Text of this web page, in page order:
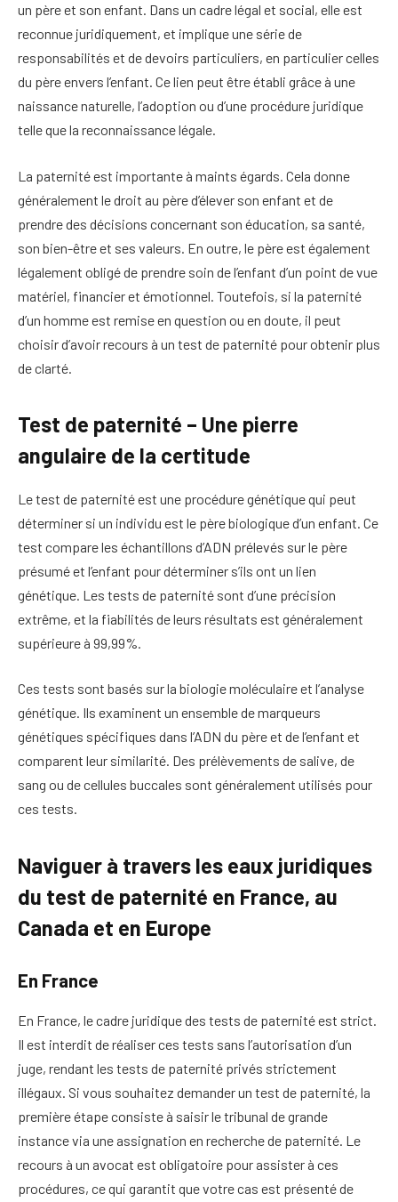
un père et son enfant. Dans un cadre légal et social, elle est
reconnue juridiquement, et implique une série de
responsabilités et de devoirs particuliers, en particulier celles
du père envers l’enfant. Ce lien peut être établi grâce à une
naissance naturelle, l’adoption ou d’une procédure juridique
telle que la reconnaissance légale.
La paternité est importante à maints égards. Cela donne
généralement le droit au père d’élever son enfant et de
prendre des décisions concernant son éducation, sa santé,
son bien-être et ses valeurs. En outre, le père est également
légalement obligé de prendre soin de l’enfant d’un point de vue
matériel, financier et émotionnel. Toutefois, si la paternité
d’un homme est remise en question ou en doute, il peut
choisir d’avoir recours à un test de paternité pour obtenir plus
de clarté.
Test de paternité – Une pierre
angulaire de la certitude
Le test de paternité est une procédure génétique qui peut
déterminer si un individu est le père biologique d’un enfant. Ce
test compare les échantillons d’ADN prélevés sur le père
présumé et l’enfant pour déterminer s’ils ont un lien
génétique. Les tests de paternité sont d’une précision
extrême, et la fiabilités de leurs résultats est généralement
supérieure à 99,99%.
Ces tests sont basés sur la biologie moléculaire et l’analyse
génétique. Ils examinent un ensemble de marqueurs
génétiques spécifiques dans l’ADN du père et de l’enfant et
comparent leur similarité. Des prélèvements de salive, de
sang ou de cellules buccales sont généralement utilisés pour
ces tests.
Naviguer à travers les eaux juridiques
du test de paternité en France, au
Canada et en Europe
En France
En France, le cadre juridique des tests de paternité est strict.
Il est interdit de réaliser ces tests sans l’autorisation d’un
juge, rendant les tests de paternité privés strictement
illégaux. Si vous souhaitez demander un test de paternité, la
première étape consiste à saisir le tribunal de grande
instance via une assignation en recherche de paternité. Le
recours à un avocat est obligatoire pour assister à ces
procédures, ce qui garantit que votre cas est présenté de